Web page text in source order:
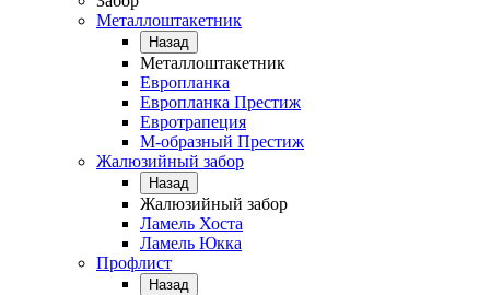
Металлоштакетник
Назад
Металлоштакетник
Европланка
Европланка Престиж
Евротрапеция
М-образный Престиж
Жалюзийный забор
Назад
Жалюзийный забор
Ламель Хоста
Ламель Юкка
Профлист
Назад